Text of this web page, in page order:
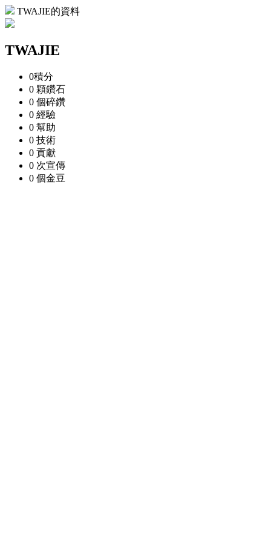
TWAJIE的資料
TWAJIE
0積分
0 顆鑽石
0 個碎鑽
0 經驗
0 幫助
0 技術
0 貢獻
0 次宣傳
0 個金豆